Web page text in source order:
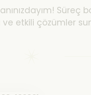
Süreç
ve etkili çözümler